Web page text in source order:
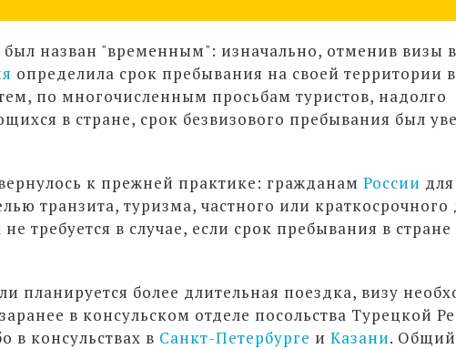
назван "временным": изначально, отменив визы
определила срок пребывания на своей территории
по многочисленным просьбам туристов, надолго
в стране, срок безвизового пребывания был
к прежней практике: гражданам России
транзита, туризма, частного или краткосрочного
не требуется в случае, если срок пребывания в
планируется более длительная поездка, визу
в консульском отделе посольства Турецкой
в консульствах в Санкт-Петербурге и Казани.